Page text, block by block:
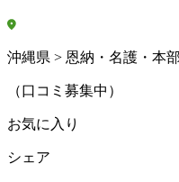
沖縄県 > 恩納・名護・本
（口コミ募集中）
お気に入り
シェア